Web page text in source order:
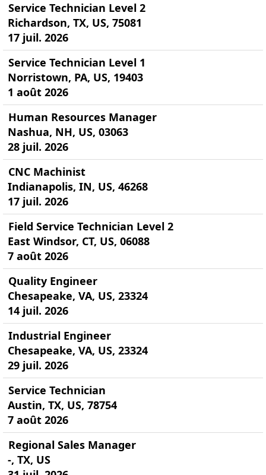
Service Technician Level 2
Richardson, TX, US, 75081
17 juil. 2026
Service Technician Level 1
Norristown, PA, US, 19403
1 août 2026
Human Resources Manager
Nashua, NH, US, 03063
28 juil. 2026
CNC Machinist
Indianapolis, IN, US, 46268
17 juil. 2026
Field Service Technician Level 2
East Windsor, CT, US, 06088
7 août 2026
Quality Engineer
Chesapeake, VA, US, 23324
14 juil. 2026
Industrial Engineer
Chesapeake, VA, US, 23324
29 juil. 2026
Service Technician
Austin, TX, US, 78754
7 août 2026
Regional Sales Manager
-, TX, US